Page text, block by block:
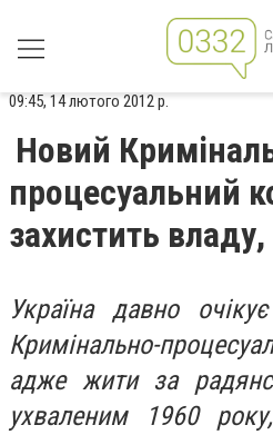
09:45, 14 лютого 2012 р.
Новий
процесуальний
захистить
Україна давно
Кримінально-
адже жити за
ухваленим 1960